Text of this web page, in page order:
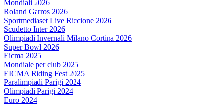
Mondiali 2026
Roland Garros 2026
Sportmediaset Live Riccione 2026
Scudetto Inter 2026
Olimpiadi Invernali Milano Cortina 2026
Super Bowl 2026
Eicma 2025
Mondiale per club 2025
EICMA Riding Fest 2025
Paralimpiadi Parigi 2024
Olimpiadi Parigi 2024
Euro 2024